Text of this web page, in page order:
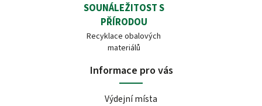
SOUNÁLEŽITOST S
PŘÍRODOU
Recyklace obalových
materiálů
Informace pro vás
Výdejní místa